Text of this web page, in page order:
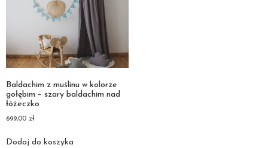
Baldachim z muślinu w kolorze
gołębim – szary baldachim nad
łóżeczko
699,00 zł
Dodaj do koszyka